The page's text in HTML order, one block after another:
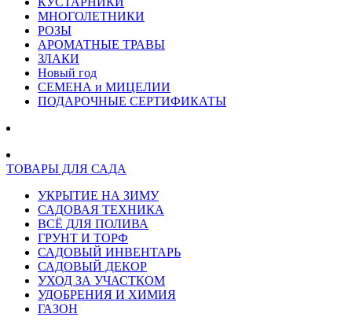
МНОГОЛЕТНИКИ
РОЗЫ
АРОМАТНЫЕ ТРАВЫ
ЗЛАКИ
Новый год
СЕМЕНА и МИЦЕЛИИ
ПОДАРОЧНЫЕ СЕРТИФИКАТЫ
ТОВАРЫ ДЛЯ САДА
УКРЫТИЕ НА ЗИМУ
САДОВАЯ ТЕХНИКА
ВСЁ ДЛЯ ПОЛИВА
ГРУНТ И ТОРФ
САДОВЫЙ ИНВЕНТАРЬ
САДОВЫЙ ДЕКОР
УХОД ЗА УЧАСТКОМ
УДОБРЕНИЯ И ХИМИЯ
ГАЗОН